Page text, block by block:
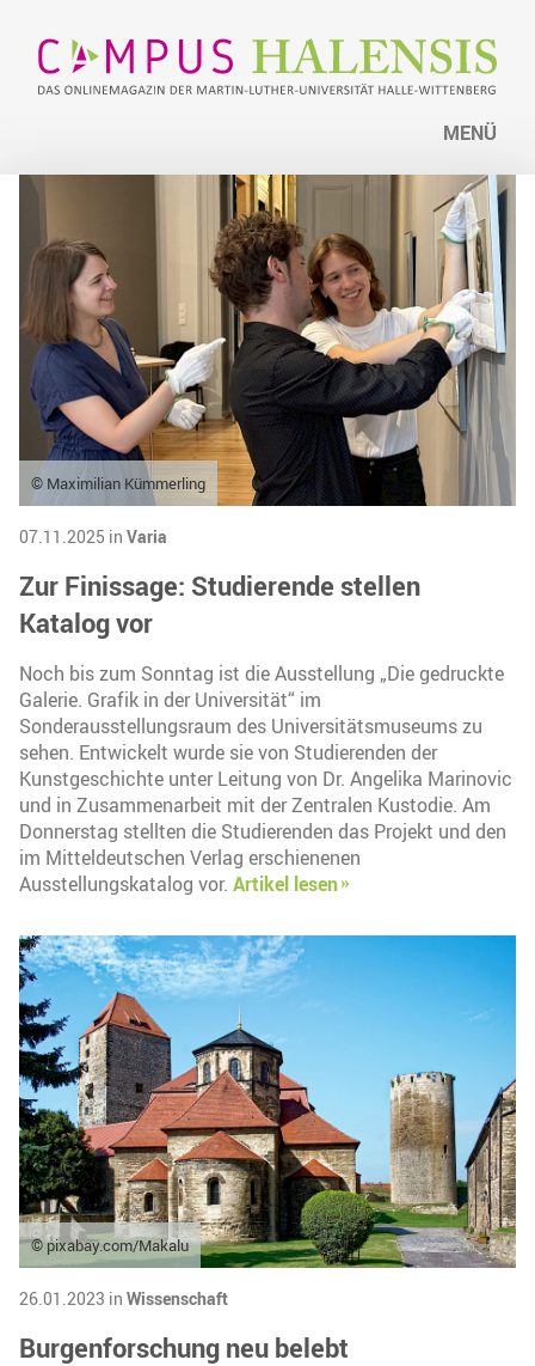
MENÜ
© Maximilian Kümmerling
07.11.2025 in Varia
Zur Finissage: Studierende stellen
Katalog vor
Noch bis zum Sonntag ist die Ausstellung „Die gedruckte
Galerie. Grafik in der Universität“ im
Sonderausstellungsraum des Universitätsmuseums zu
sehen. Entwickelt wurde sie von Studierenden der
Kunstgeschichte unter Leitung von Dr. Angelika Marinovic
und in Zusammenarbeit mit der Zentralen Kustodie. Am
Donnerstag stellten die Studierenden das Projekt und den
im Mitteldeutschen Verlag erschienenen
Ausstellungskatalog vor. Artikel lesen
© pixabay.com/Makalu
26.01.2023 in Wissenschaft
Burgenforschung neu belebt